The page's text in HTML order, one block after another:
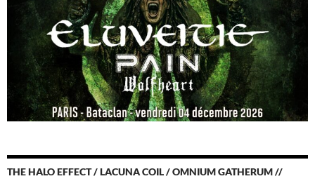
THE HALO EFFECT / LACUNA COIL / OMNIUM GATHERUM //